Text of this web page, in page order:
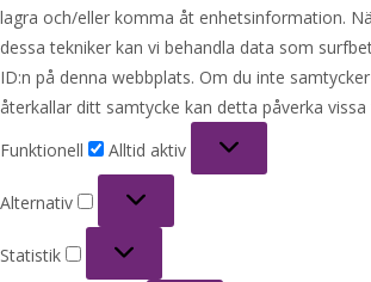
lagra och/eller komma åt enhetsinformation.
dessa tekniker kan vi behandla data som
ID:n på denna webbplats. Om du inte
återkallar ditt samtycke kan detta påverka
Funktionell
Alltid aktiv
Alternativ
Statistik